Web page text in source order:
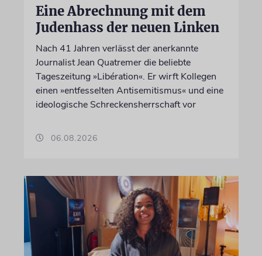
Eine Abrechnung mit dem
Judenhass der neuen Linken
Nach 41 Jahren verlässt der anerkannte
Journalist Jean Quatremer die beliebte
Tageszeitung »Libération«. Er wirft Kollegen
einen »entfesselten Antisemitismus« und eine
ideologische Schreckensherrschaft vor
06.08.2026